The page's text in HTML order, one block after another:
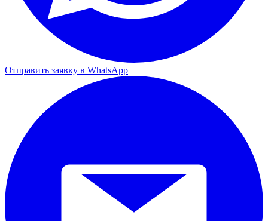
Отправить заявку в WhatsApp